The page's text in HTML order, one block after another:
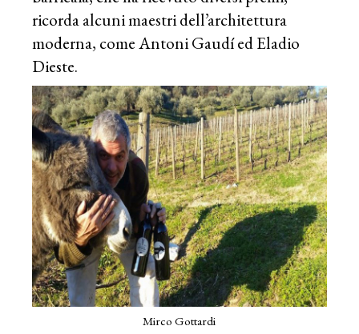
ricorda alcuni maestri dell’architettura
moderna, come Antoni Gaudí ed Eladio
Dieste.
Mirco Gottardi